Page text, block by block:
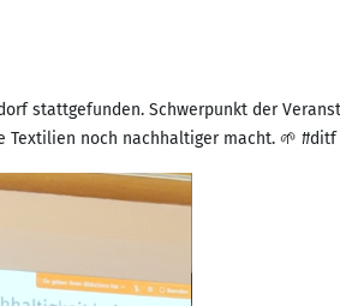
stattgefunden. Schwerpunkt der
noch nachhaltiger macht. 🌱